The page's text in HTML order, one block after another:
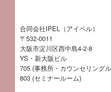
合同会社IPEL（アイペル）
〒532-0011
大阪市淀川区西中島4-2-8
YS・新大阪ビル
705 (事務所・カウンセリング
803 (セミナールーム)